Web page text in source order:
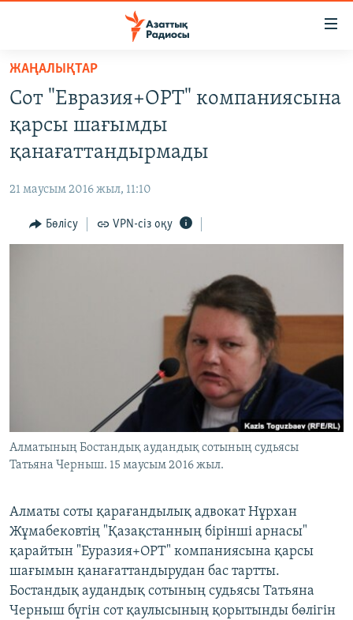
Skip
main
content
to
main
Navigation
to
ЖАҢАЛЫҚТАР
AZATTYQTV
АДАМ ҚҰҚЫҚТАРЫ
ӘЛЕУМЕТ
Басқа тілдерде
ЖАҢАЛЫҚТАР
Сот "Евразия+ОРТ" компаниясына
қарсы шағымды
қанағаттандырмады
21 маусым 2016 жыл, 11:10
Бөлісу VPN-сіз оқу
Алматының Бостандық аудандық сотының судьясы
Татьяна Черныш. 15 маусым 2016 жыл.
Алматы соты қарағандылық адвокат Нұрхан
Жұмабековтің "Қазақстанның бірінші арнасы"
қарайтын "Еуразия+ОРТ" компаниясына қарсы
шағымын қанағаттандырудан бас тартты.
Бостандық аудандық сотының судьясы Татьяна
Черныш бүгін сот қаулысының қорытынды бөлігін